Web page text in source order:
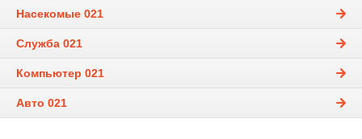
Насекомые 021
Служба 021
Компьютер 021
Авто 021